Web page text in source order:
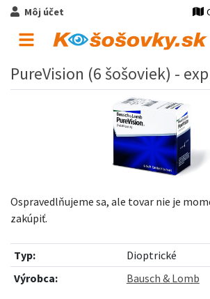
Môj účet
PureVision (6 šošoviek) -
Ospravedlňujeme sa, ale tovar nie je
zakúpiť.
Typ:
Dioptrické
Výrobca:
Bausch & Lomb